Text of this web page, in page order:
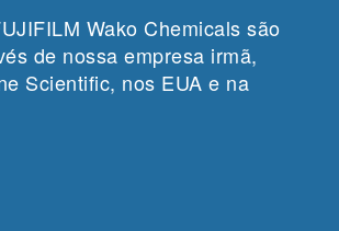
Wako Chemicals são
de nossa empresa irmã,
Scientific, nos EUA e na